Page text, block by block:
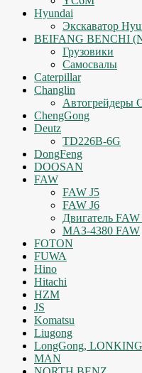
Hyundai
Экскаватор
BEIFANG BENCHI
Грузовики
Самосвалы
Caterpillar
Changlin
Автогрейдеры
ChengGong
Deutz
TD226B-6G
DongFeng
DOOSAN
FAW
FAW J5
FAW J6
Двигатель
МАЗ-4380 FAW
FOTON
FUWA
Hino
Hitachi
HZM
JS
Komatsu
Liugong
LongGong, LONKING
MAN